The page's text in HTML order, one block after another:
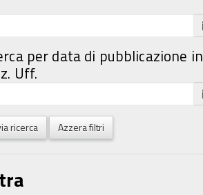
per data di pubblicazione in
Uff.
ricerca Azzera filtri